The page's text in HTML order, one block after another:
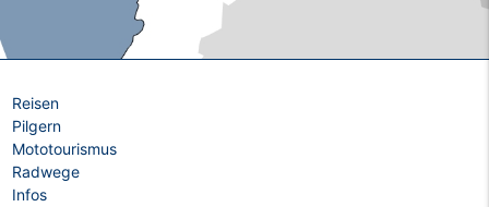
Reisen
Pilgern
Mototourismus
Radwege
Infos